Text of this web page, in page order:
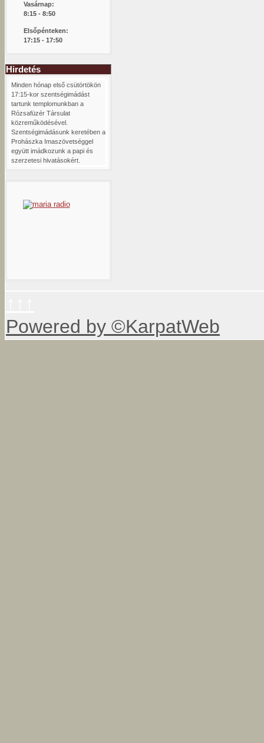
Vasárnap:
8:15 - 8:50
Elsőpénteken:
17:15 - 17:50
Hirdetés
Minden hónap első csütörtökön
17:15-kor szentségimádást
tartunk templomunkban a
Rózsafüzér Társulat
közreműködésével.
Szentségimádásunk keretében a
Prohászka Imaszövetséggel
együtt imádkozunk a papi és
szerzetesi hivatásokért.
Powered by ©KarpatWeb